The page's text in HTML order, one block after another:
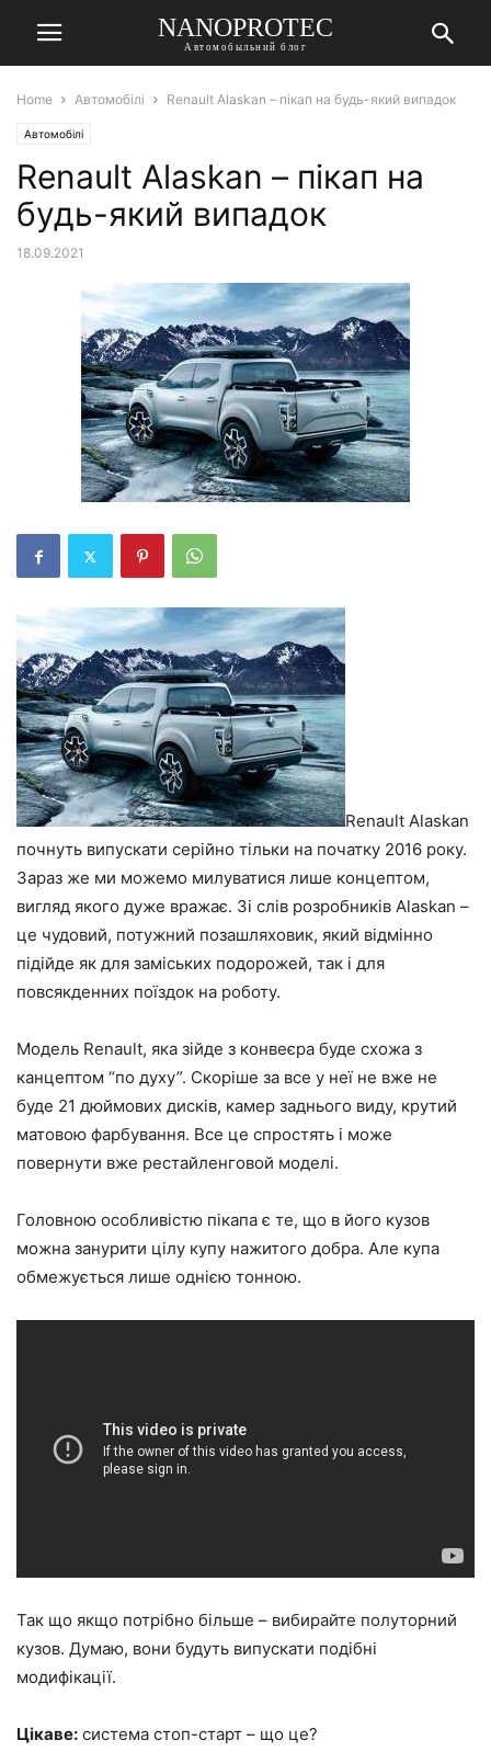
NANOPROTEC
Автомобыльний блог
Home Автомобілі Renault Alaskan – пікап на будь-який випадок
Автомобілі
Renault Alaskan – пікап на
будь-який випадок
18.09.2021
Renault Alaskan
почнуть випускати серійно тільки на початку 2016 року.
Зараз же ми можемо милуватися лише концептом,
вигляд якого дуже вражає. Зі слів розробників Alaskan –
це чудовий, потужний позашляховик, який відмінно
підійде як для заміських подорожей, так і для
повсякденних поїздок на роботу.
Модель Renault, яка зійде з конвеєра буде схожа з
канцептом “по духу”. Скоріше за все у неї не вже не
буде 21 дюймових дисків, камер заднього виду, крутий
матовою фарбування. Все це спростять і може
повернути вже рестайленговой моделі.
Головною особливістю пікапа є те, що в його кузов
можна занурити цілу купу нажитого добра. Але купа
обмежується лише однією тонною.
Так що якщо потрібно більше – вибирайте полуторний
кузов. Думаю, вони будуть випускати подібні
модифікації.
Цікаве: система стоп-старт – що це?